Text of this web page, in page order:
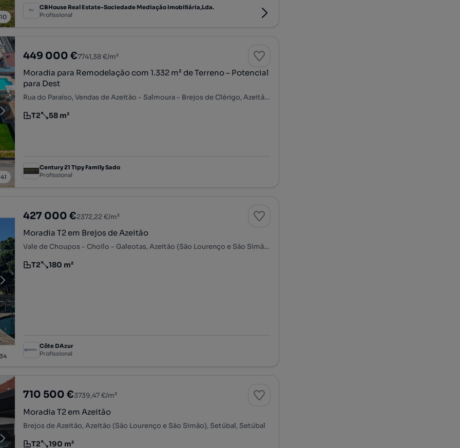
10
CBHouse Real Estate-Sociedade Mediação Imobiliária,Lda.
Profissional
41
449 000 €7741,38 €/m²
Moradia para Remodelação com 1.332 m² de Terreno – Potencial
para Dest
Rua do Paraíso, Vendas de Azeitão - Salmoura - Brejos de Clérigo, Azeitão (São Lourenço e São Simão), Setúbal, Setúbal
Tipologia
T2
Preço por metro quadrado
58 m²
Century 21 Tipy Family Sado
Profissional
34
427 000 €2372,22 €/m²
Moradia T2 em Brejos de Azeitão
Vale de Choupos - Choilo - Galeotas, Azeitão (São Lourenço e São Simão), Setúbal, Setúbal
Tipologia
T2
Preço por metro quadrado
180 m²
Côte DAzur
Profissional
710 500 €3739,47 €/m²
Moradia T2 em Azeitão
Brejos de Azeitão, Azeitão (São Lourenço e São Simão), Setúbal, Setúbal
T2 190 m²